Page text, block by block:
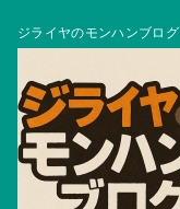
ジライヤのモンハンブログ